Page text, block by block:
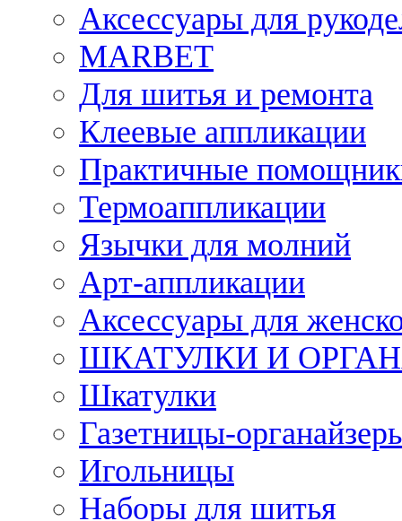
Аксессуары для
MARBET
Для шитья и ремонта
Клеевые аппликации
Практичные
Термоаппликации
Язычки для молний
Арт-аппликации
Аксессуары для
ШКАТУЛКИ И
Шкатулки
Газетницы-
Игольницы
Наборы для шитья